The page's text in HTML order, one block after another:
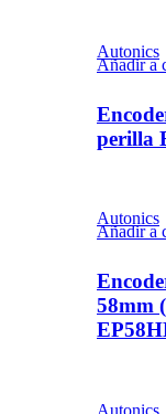
Autonics
Añadir a
perilla
Autonics
Añadir a
58mm
Autonics